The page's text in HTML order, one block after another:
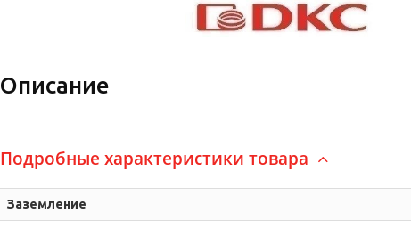
Описание
Подробные характеристики товара
Заземление